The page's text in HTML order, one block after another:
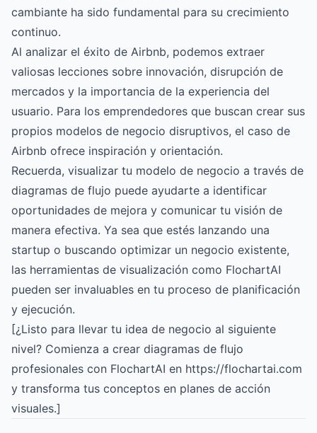
cambiante ha sido fundamental para su crecimiento
continuo.
Al analizar el éxito de Airbnb, podemos extraer
valiosas lecciones sobre innovación, disrupción de
mercados y la importancia de la experiencia del
usuario. Para los emprendedores que buscan crear sus
propios modelos de negocio disruptivos, el caso de
Airbnb ofrece inspiración y orientación.
Recuerda, visualizar tu modelo de negocio a través de
diagramas de flujo puede ayudarte a identificar
oportunidades de mejora y comunicar tu visión de
manera efectiva. Ya sea que estés lanzando una
startup o buscando optimizar un negocio existente,
las herramientas de visualización como FlochartAI
pueden ser invaluables en tu proceso de planificación
y ejecución.
[¿Listo para llevar tu idea de negocio al siguiente
nivel? Comienza a crear diagramas de flujo
profesionales con FlochartAI en https://flochartai.com
y transforma tus conceptos en planes de acción
visuales.]